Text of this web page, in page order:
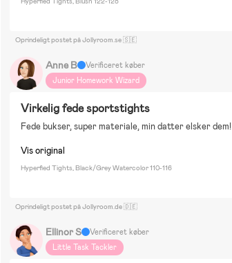
Oprindeligt postet på Jollyroom.se 🇸🇪
Anne B
Verificeret køber
Junior Homework Wizard
Virkelig fede sportstights
Fede bukser, super materiale, min datter elsker dem!
Vis original
Hyperfied Tights, Black/Grey Watercolor 110-116
Oprindeligt postet på Jollyroom.de 🇩🇪
Ellinor S
Verificeret køber
Little Task Tackler